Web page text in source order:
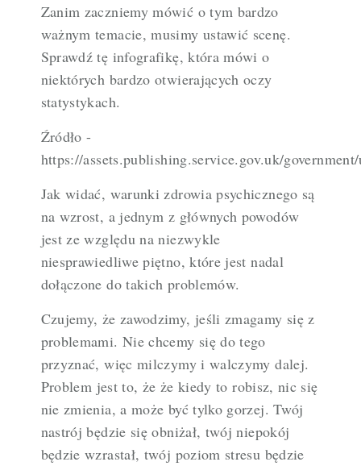
Zanim zaczniemy mówić o tym bardzo
ważnym temacie, musimy ustawić scenę.
Sprawdź tę infografikę, która mówi o
niektórych bardzo otwierających oczy
statystykach.
Źródło -
https://assets.publishing.service.gov.uk/
Jak widać, warunki zdrowia psychicznego są
na wzrost, a jednym z głównych powodów
jest ze względu na niezwykle
niesprawiedliwe piętno, które jest nadal
dołączone do takich problemów.
Czujemy, że zawodzimy, jeśli zmagamy się z
problemami. Nie chcemy się do tego
przyznać, więc milczymy i walczymy dalej.
Problem jest to, że że kiedy to robisz, nic się
nie zmienia, a może być tylko gorzej. Twój
nastrój będzie się obniżał, twój niepokój
będzie wzrastał, twój poziom stresu będzie